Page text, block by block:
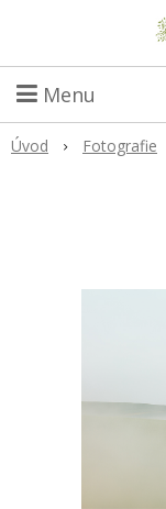
Menu
Úvod Fotografie